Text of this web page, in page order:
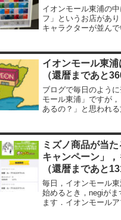
イオンモール東浦の
フ」というお店があ
キャラクターが並んで
ル中で，大きな「
で踊っています．そ...
イオンモール東
（還暦まであと
ブログで毎日のよう
モール東浦」ですが
あるの？」と思われ
多半島と，豊橋市か
美半島です．タテが
ミズノ商品が当
キャンペーン」
（還暦まであと
毎日，イオンモール
始めるとき，negiがま
ます．イオンモール